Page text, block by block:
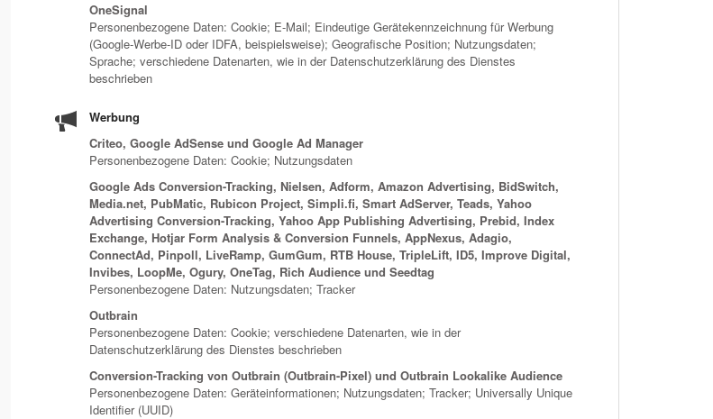
OneSignal
Personenbezogene Daten: Cookie; E-Mail; Eindeutige Gerätekennzeichnung für Werbung
(Google-Werbe-ID oder IDFA, beispielsweise); Geografische Position; Nutzungsdaten;
Sprache; verschiedene Datenarten, wie in der Datenschutzerklärung des Dienstes
beschrieben
Werbung
Criteo, Google AdSense und Google Ad Manager
Personenbezogene Daten: Cookie; Nutzungsdaten
Google Ads Conversion-Tracking, Nielsen, Adform, Amazon Advertising, BidSwitch,
Media.net, PubMatic, Rubicon Project, Simpli.fi, Smart AdServer, Teads, Yahoo
Advertising Conversion-Tracking, Yahoo App Publishing Advertising, Prebid, Index
Exchange, Hotjar Form Analysis & Conversion Funnels, AppNexus, Adagio,
ConnectAd, Pinpoll, LiveRamp, GumGum, RTB House, TripleLift, ID5, Improve Digital,
Invibes, LoopMe, Ogury, OneTag, Rich Audience und Seedtag
Personenbezogene Daten: Nutzungsdaten; Tracker
Outbrain
Personenbezogene Daten: Cookie; verschiedene Datenarten, wie in der
Datenschutzerklärung des Dienstes beschrieben
Conversion-Tracking von Outbrain (Outbrain-Pixel) und Outbrain Lookalike Audience
Personenbezogene Daten: Geräteinformationen; Nutzungsdaten; Tracker; Universally Unique
Identifier (UUID)